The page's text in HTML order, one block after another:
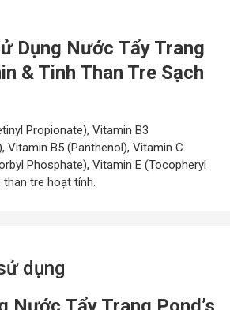
Dụng Nước Tẩy Trang
& Tinh Than Tre Sạch
Propionate), Vitamin B3
Vitamin B5 (Panthenol), Vitamin C
Phosphate), Vitamin E (Tocopheryl
tre hoạt tính.
dụng